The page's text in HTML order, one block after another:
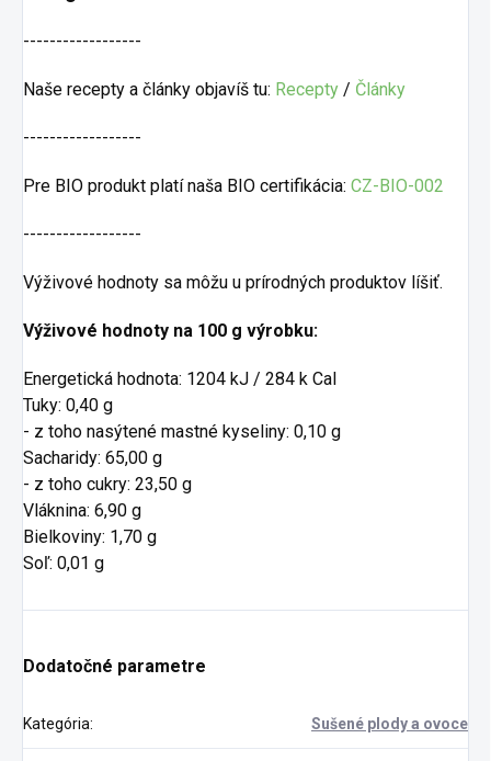
------------------
Naše recepty a články objavíš tu: Recepty / Články
------------------
Pre BIO produkt platí naša BIO certifikácia: CZ-BIO-002
------------------
Výživové hodnoty sa môžu u prírodných produktov líšiť.
Výživové hodnoty na 100 g výrobku:
Energetická hodnota: 1204 kJ / 284 k Cal
Tuky: 0,40 g
- z toho nasýtené mastné kyseliny: 0,10 g
Sacharidy: 65,00 g
- z toho cukry: 23,50 g
Vláknina: 6,90 g
Bielkoviny: 1,70 g
Soľ: 0,01 g
Dodatočné parametre
Kategória: Sušené plody a ovoce